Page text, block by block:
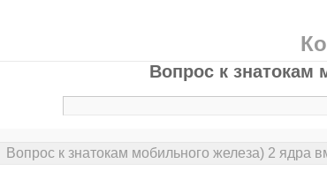
Вопрос к знатокам
Вопрос к знатокам мобильного железа) 2 ядра